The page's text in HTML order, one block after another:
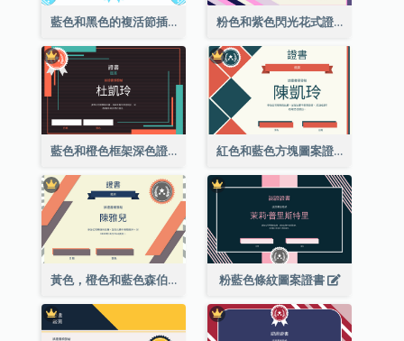
藍色和黑色的複活節插圖證書 粉色和紫色閃光花式證書
藍色和橙色框架深色證書 紅色和藍色方塊圖案證書
黃色，橙色和藍色森伯斯特證書 粉藍色條紋圖案證書